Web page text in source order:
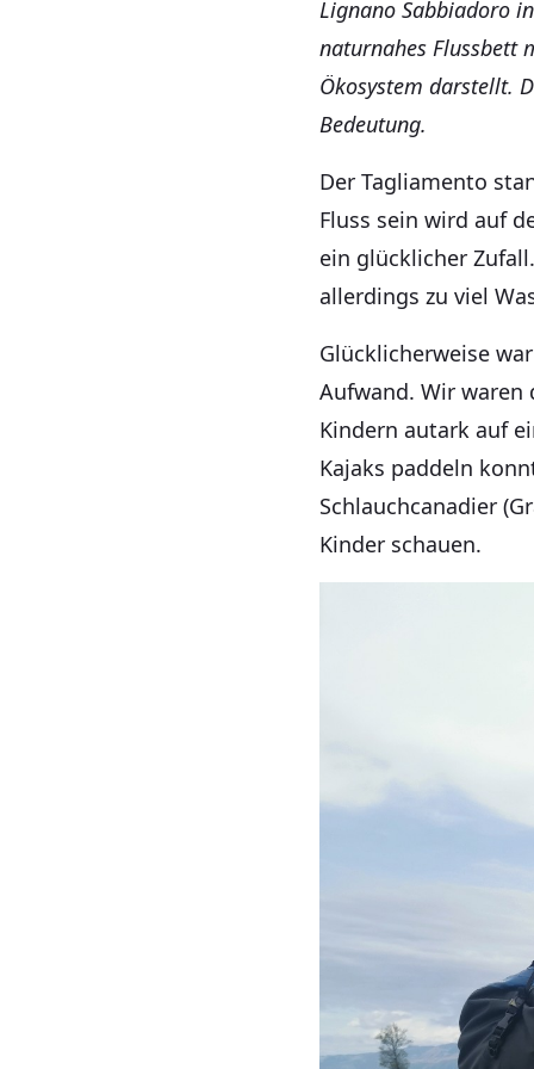
Lignano Sabbiadoro
naturnahes Flussbett
Ökosystem darstellt.
Bedeutung.
Der Tagliamento
Fluss sein wird auf
ein glücklicher
allerdings zu viel
Glücklicherweise
Aufwand. Wir waren
Kindern autark auf
Kajaks paddeln
Schlauchcanadier
Kinder schauen.